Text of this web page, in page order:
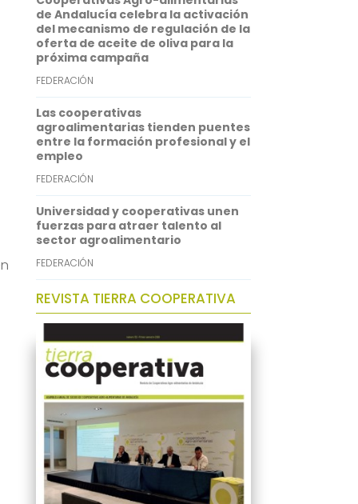
p
I
n
de Andalucía celebra la activación
del mecanismo de regulación de la
oferta de aceite de oliva para la
próxima campaña
FEDERACIÓN
Las cooperativas
agroalimentarias tienden puentes
entre la formación profesional y el
empleo
FEDERACIÓN
Universidad y cooperativas unen
fuerzas para atraer talento al
sector agroalimentario
FEDERACIÓN
REVISTA TIERRA COOPERATIVA